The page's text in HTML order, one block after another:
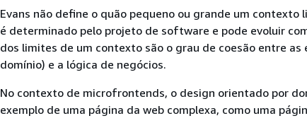
Evans não define o quão pequeno ou grande um contexto
é determinado pelo projeto de software e pode evoluir
dos limites de um contexto são o grau de coesão entre
domínio) e a lógica de negócios.
No contexto de microfrontends, o design orientado por
exemplo de uma página da web complexa, como uma